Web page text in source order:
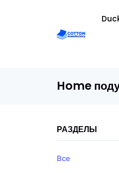
Home
РАЗДЕЛЫ
Все